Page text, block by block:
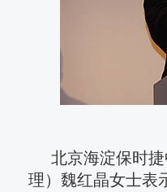
北京海淀保时
理）魏红晶女士表